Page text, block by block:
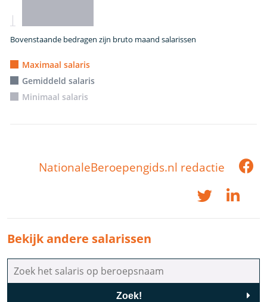
Bovenstaande bedragen zijn bruto maand salarissen
Maximaal salaris
Gemiddeld salaris
Minimaal salaris
NationaleBeroepengids.nl redactie
Bekijk andere salarissen
Zoek!